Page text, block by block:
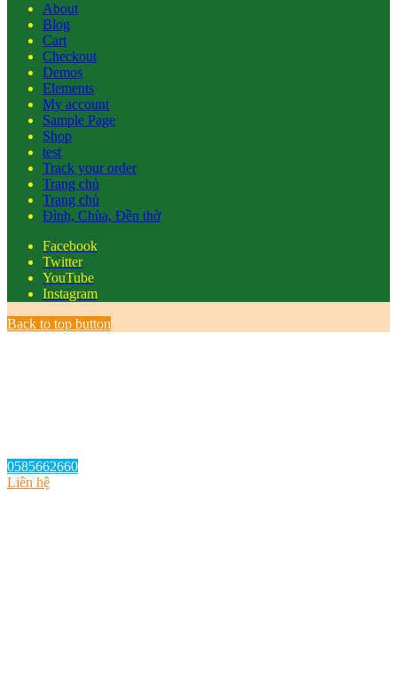
About
Blog
Cart
Checkout
Demos
Elements
My account
Sample Page
Shop
test
Track your order
Trang chủ
Trang chủ
Đình, Chùa, Đền thờ
Facebook
Twitter
YouTube
Instagram
Back to top button
0585662660
Liên hệ